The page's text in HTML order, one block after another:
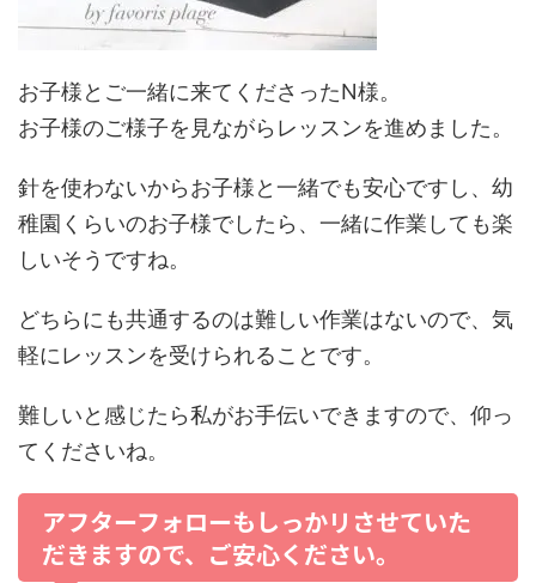
お子様とご一緒に来てくださったN様。
お子様のご様子を見ながらレッスンを進めました。
針を使わないからお子様と一緒でも安心ですし、幼
稚園くらいのお子様でしたら、一緒に作業しても楽
しいそうですね。
どちらにも共通するのは難しい作業はないので、気
軽にレッスンを受けられることです。
難しいと感じたら私がお手伝いできますので、仰っ
てくださいね。
アフターフォローもしっかリさせていた
だきますので、ご安心ください。